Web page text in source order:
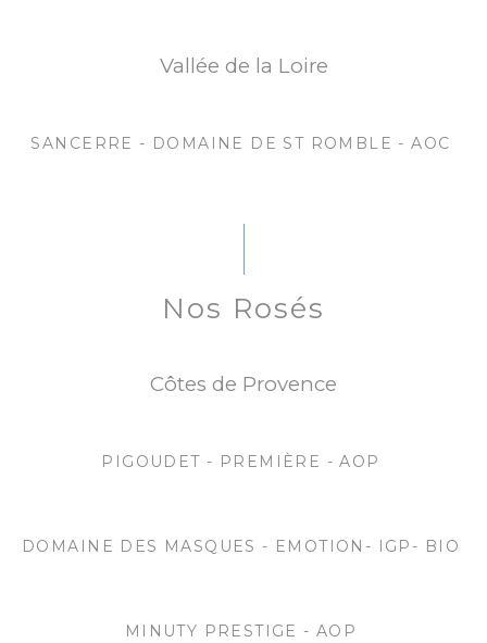
Vallée de la Loire
SANCERRE - DOMAINE DE ST ROMBLE - AOC
Nos Rosés
Côtes de Provence
PIGOUDET - PREMIÈRE - AOP
DOMAINE DES MASQUES - EMOTION- IGP- BIO
MINUTY PRESTIGE - AOP